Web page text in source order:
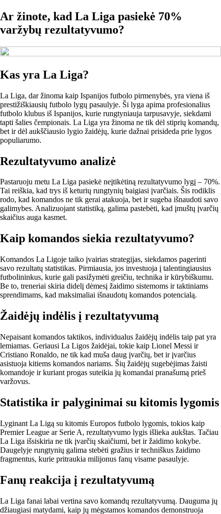
Ar žinote, kad La Liga pasiekė 70%
varžybų rezultatyvumo?
Kas yra La Liga?
La Liga, dar žinoma kaip Ispanijos futbolo pirmenybės, yra viena iš
prestižiškiausių futbolo lygų pasaulyje. Ši lyga apima profesionalius
futbolo klubus iš Ispanijos, kurie rungtyniauja tarpusavyje, siekdami
tapti šalies čempionais. La Liga yra žinoma ne tik dėl stiprių komandų,
bet ir dėl aukščiausio lygio žaidėjų, kurie dažnai prisideda prie lygos
populiarumo.
Rezultatyvumo analizė
Pastaruoju metu La Liga pasiekė neįtikėtiną rezultatyvumo lygį – 70%.
Tai reiškia, kad trys iš keturių rungtynių baigiasi įvarčiais. Šis rodiklis
rodo, kad komandos ne tik gerai atakuoja, bet ir sugeba išnaudoti savo
galimybes. Analizuojant statistiką, galima pastebėti, kad įmuštų įvarčių
skaičius auga kasmet.
Kaip komandos siekia rezultatyvumo?
Komandos La Ligoje taiko įvairias strategijas, siekdamos pagerinti
savo rezultatų statistikas. Pirmiausia, jos investuoja į talentingiausius
futbolininkus, kurie gali pasižymėti greičiu, technika ir kūrybiškumu.
Be to, treneriai skiria didelį dėmesį žaidimo sistemoms ir taktiniams
sprendimams, kad maksimaliai išnaudotų komandos potencialą.
Žaidėjų indėlis į rezultatyvumą
Nepaisant komandos taktikos, individualus žaidėjų indėlis taip pat yra
lemiamas. Geriausi La Ligos žaidėjai, tokie kaip Lionel Messi ir
Cristiano Ronaldo, ne tik kad muša daug įvarčių, bet ir įvarčius
asistuoja kitiems komandos nariams. Šių žaidėjų sugebėjimas žaisti
komandoje ir kuriant progas suteikia jų komandai pranašumą prieš
varžovus.
Statistika ir palyginimai su kitomis lygomis
Lyginant La Ligą su kitomis Europos futbolo lygomis, tokios kaip
Premier League ar Serie A, rezultatyvumo lygis išlieka aukštas. Tačiau
La Liga išsiskiria ne tik įvarčių skaičiumi, bet ir žaidimo kokybe.
Daugelyje rungtynių galima stebėti gražius ir techniškus žaidimo
fragmentus, kurie pritraukia milijonus fanų visame pasaulyje.
Fanų reakcija į rezultatyvumą
La Liga fanai labai vertina savo komandų rezultatyvumą. Dauguma jų
džiaugiasi matydami, kaip jų mėgstamos komandos demonstruoja